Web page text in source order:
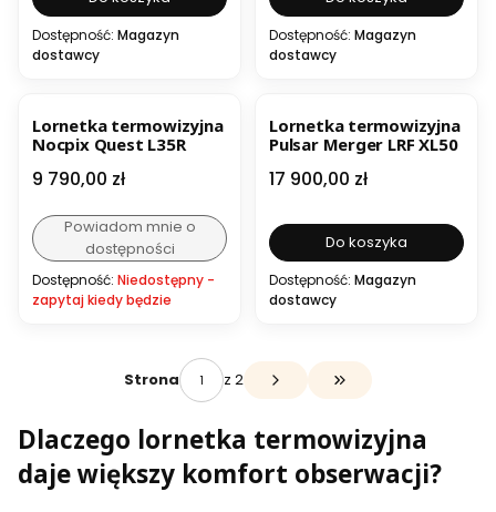
Dostępność: Magazyn
dostawcy
Dostępność: Magazyn
dostawcy
Lornetka termowizyjna
Nocpix Quest L35R
Cena
9 790,00 zł
Powiadom mnie o
dostępności
Dostępność: Niedostępny -
zapytaj kiedy będzie
Lornetka termowizyjna
Pulsar Merger LRF XL50
Cena
17 900,00 zł
Do koszyka
Dostępność: Magazyn
dostawcy
Strona z 2 Przejdź do ostatniej
Dlaczego lornetka termowizyjna
daje większy komfort obserwacji?